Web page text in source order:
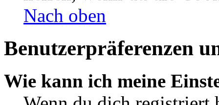
Nach oben
Benutzerpräferenzen
Wie kann ich meine